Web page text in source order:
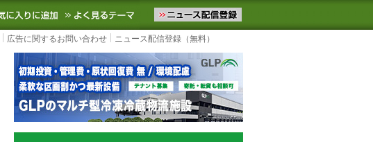
新の物流ニュースをお届けします。物流ニュースメール配信を登録す
お気に入りに追加 よく見るテーマ
広告に関するお問い合わせ ニュース配信登録（無料）